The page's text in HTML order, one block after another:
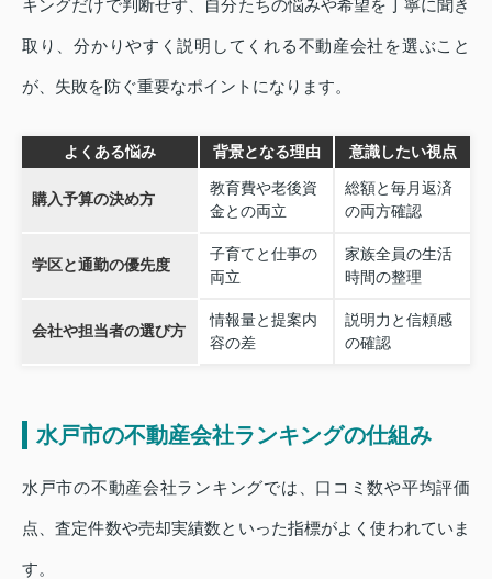
キングだけで判断せず、自分たちの悩みや希望を丁寧に聞き
取り、分かりやすく説明してくれる不動産会社を選ぶこと
が、失敗を防ぐ重要なポイントになります。
よくある悩み 背景となる理由 意識したい視点
購入予算の決め方
教育費や老後資
金との両立
総額と毎月返済
の両方確認
学区と通勤の優先度
子育てと仕事の
両立
家族全員の生活
時間の整理
会社や担当者の選び方
情報量と提案内
容の差
説明力と信頼感
の確認
水戸市の不動産会社ランキングの仕組み
水戸市の不動産会社ランキングでは、口コミ数や平均評価
点、査定件数や売却実績数といった指標がよく使われていま
す。